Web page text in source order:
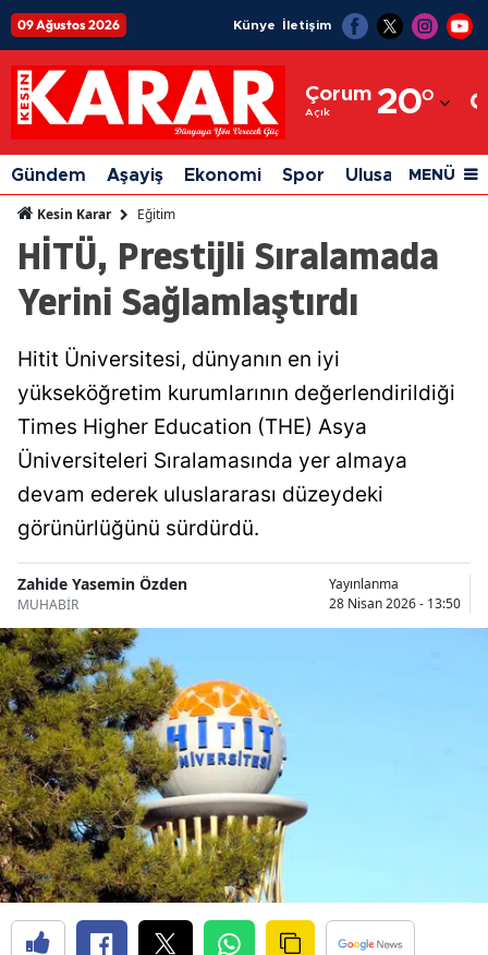
09 Ağustos 2026 Künye İletişim
Çorum
Açık 20°
Adıyaman
Afyonkarahisar
Ağrı
Amasya
Ankara
Artvin
Aydın
Balıkesir
Bilecik
Bitlis
Gündem Aşayiş Ekonomi Spor Ulusal Siyaset
MENÜ
Kesin Karar Eğitim
HİTÜ, Prestijli Sıralamada
Yerini Sağlamlaştırdı
Hitit Üniversitesi, dünyanın en iyi
yükseköğretim kurumlarının değerlendirildiği
Times Higher Education (THE) Asya
Üniversiteleri Sıralamasında yer almaya
devam ederek uluslararası düzeydeki
görünürlüğünü sürdürdü.
Zahide Yasemin Özden
MUHABİR
Yayınlanma
28 Nisan 2026 - 13:50